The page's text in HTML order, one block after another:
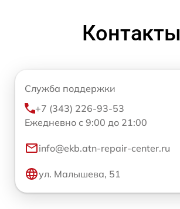
Контакты
Служба поддержки
+7 (343) 226-93-53
Ежедневно с 9:00 до 21:00
info@ekb.atn-repair-center.ru
ул. Малышева, 51